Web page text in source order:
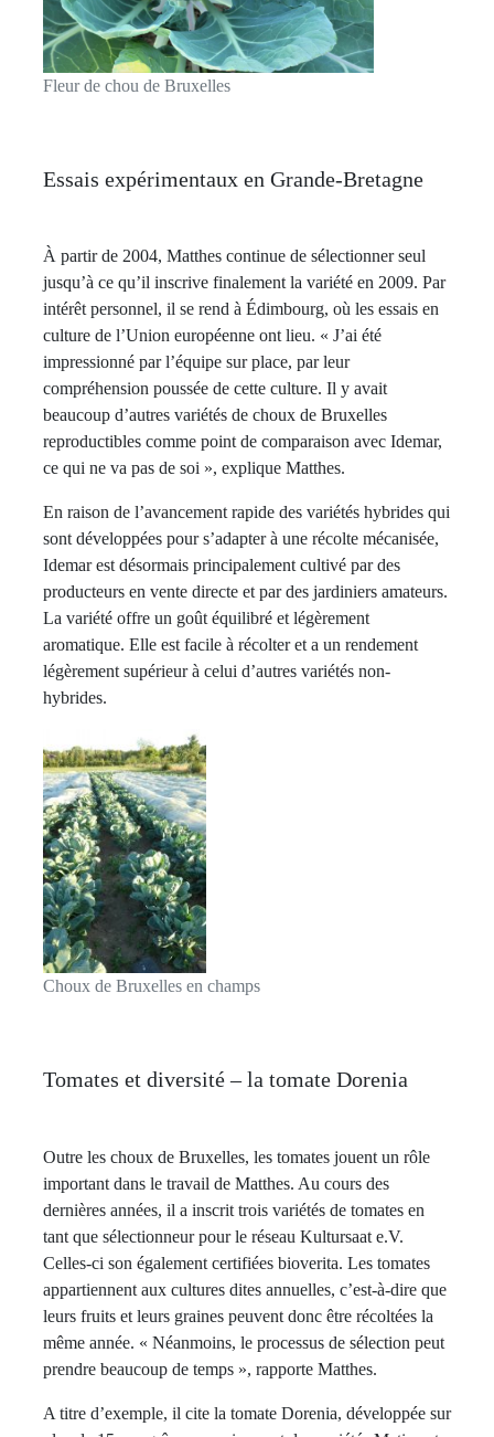
Fleur de chou de Bruxelles
Essais expérimentaux en Grande-Bretagne
À partir de 2004, Matthes continue de sélectionner seul
jusqu’à ce qu’il inscrive finalement la variété en 2009. Par
intérêt personnel, il se rend à Édimbourg, où les essais en
culture de l’Union européenne ont lieu. « J’ai été
impressionné par l’équipe sur place, par leur
compréhension poussée de cette culture. Il y avait
beaucoup d’autres variétés de choux de Bruxelles
reproductibles comme point de comparaison avec Idemar,
ce qui ne va pas de soi », explique Matthes.
En raison de l’avancement rapide des variétés hybrides qui
sont développées pour s’adapter à une récolte mécanisée,
Idemar est désormais principalement cultivé par des
producteurs en vente directe et par des jardiniers amateurs.
La variété offre un goût équilibré et légèrement
aromatique. Elle est facile à récolter et a un rendement
légèrement supérieur à celui d’autres variétés non-
hybrides.
Choux de Bruxelles en champs
Tomates et diversité – la tomate Dorenia
Outre les choux de Bruxelles, les tomates jouent un rôle
important dans le travail de Matthes. Au cours des
dernières années, il a inscrit trois variétés de tomates en
tant que sélectionneur pour le réseau Kultursaat e.V.
Celles-ci son également certifiées bioverita. Les tomates
appartiennent aux cultures dites annuelles, c’est-à-dire que
leurs fruits et leurs graines peuvent donc être récoltées la
même année. « Néanmoins, le processus de sélection peut
prendre beaucoup de temps », rapporte Matthes.
A titre d’exemple, il cite la tomate Dorenia, développée sur